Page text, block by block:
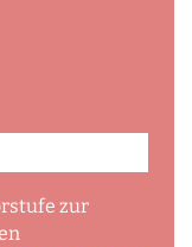
zur